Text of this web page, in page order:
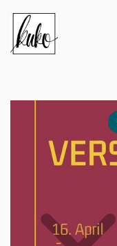
content